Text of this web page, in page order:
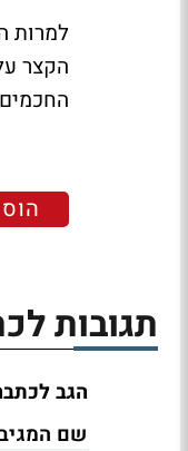
למרות
תגובות
הגב
שם